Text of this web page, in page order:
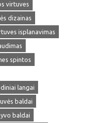
virtuves
dizainas
isplanavimas
spintos
langai
baldai
baldai